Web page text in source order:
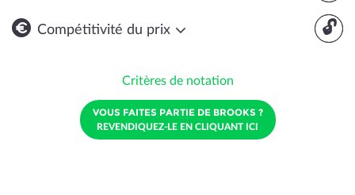
🔓
Compétitivité du prix
Critères de notation
VOUS FAITES PARTIE DE BROOKS ?
REVENDIQUEZ-LE EN CLIQUANT ICI